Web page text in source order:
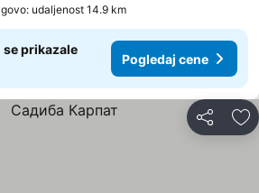
udaljenost 14.9 km
se prikazale
Pogledaj cene
Deli